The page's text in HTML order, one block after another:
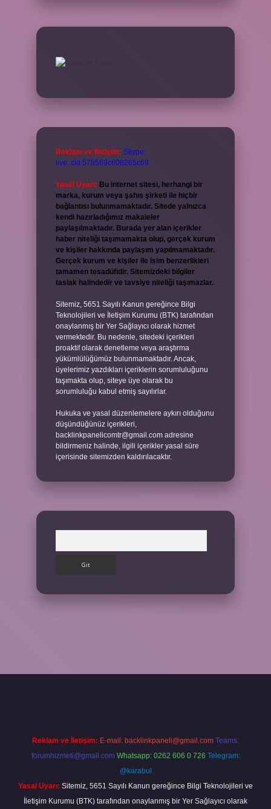
Reklam ve İletişim: Skype:
live:.cid.575569c608265c69
Yasal Uyarı: Bu internet sitesi, herhangi bir
marka, kurum veya şahıs şirketi ile hiçbir
bağlantısı bulunmamaktadır. Sitede yalnızca
kendi hazırladığımız makaleler
paylaşılmaktadır. Burada yer alan içerikler
haber niteliği taşımamakta olup, gerçek kurum
ve kişiler hakkında paylaşım yapılmamaktadır.
Gerçek kurum ve kişiler ile isim benzerlikleri
tamamen tesadüfidir. Sitemizdeki bilgiler
taslak halindedir ve tavsiye niteliği taşımazlar.
Sitemiz, 5651 Sayılı Kanun gereğince Bilgi
Teknolojileri ve İletişim Kurumu (BTK) tarafından
onaylanmış bir Yer Sağlayıcı olarak hizmet
vermektedir. Bu nedenle, sitedeki içerikleri
proaktif olarak denetleme veya araştırma
yükümlülüğümüz bulunmamaktadır. Ancak,
üyelerimiz yazdıkları içeriklerin sorumluluğunu
taşımakta olup, siteye üye olarak bu
sorumluluğu kabul etmiş sayılırlar.
Hukuka ve yasal düzenlemelere aykırı olduğunu
düşündüğünüz içerikleri,
backlinkpanelicomtr@gmail.com adresine
bildirmeniz halinde, ilgili içerikler yasal süre
içerisinde sitemizden kaldırılacaktır.
Reklam ve İletişim: E-mail: backlinkpaneli@gmail.com Teams:
forumhizmeti@gmail.com Whatsapp: 0262 606 0 726 Telegram:
@karabul
Yasal Uyarı: Sitemiz, 5651 Sayılı Kanun gereğince Bilgi Teknolojileri ve
İletişim Kurumu (BTK) tarafından onaylanmış bir Yer Sağlayıcı olarak